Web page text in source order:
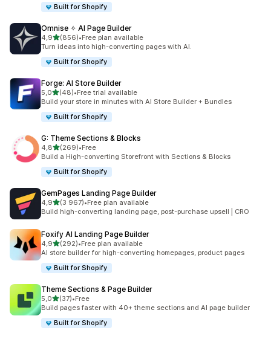
Built for Shopify
Omnise ✧ AI Page Builder
4,9na 5 gwiazdek
(856)
Łączna liczba recenzji: 856
•Free plan available
Turn ideas into high-converting pages with AI.
Built for Shopify
Forge: AI Store Builder
5,0na 5 gwiazdek
(48)
Łączna liczba recenzji: 48
•Free trial available
Build your store in minutes with AI Store Builder + Bundles
Built for Shopify
G: Theme Sections & Blocks
4,8na 5 gwiazdek
(269)
Łączna liczba recenzji: 269
•Free
Build a High-converting Storefront with Sections & Blocks
Built for Shopify
GemPages Landing Page Builder
4,9na 5 gwiazdek
(3 967)
Łączna liczba recenzji: 3967
•Free plan available
Build high-converting landing page, post-purchase upsell | CRO
Foxify AI Landing Page Builder
4,9na 5 gwiazdek
(292)
Łączna liczba recenzji: 292
•Free plan available
AI store builder for high-converting homepages, product pages
Built for Shopify
Theme Sections & Page Builder
5,0na 5 gwiazdek
(37)
Łączna liczba recenzji: 37
•Free
Build pages faster with 40+ theme sections and AI page builder
Built for Shopify